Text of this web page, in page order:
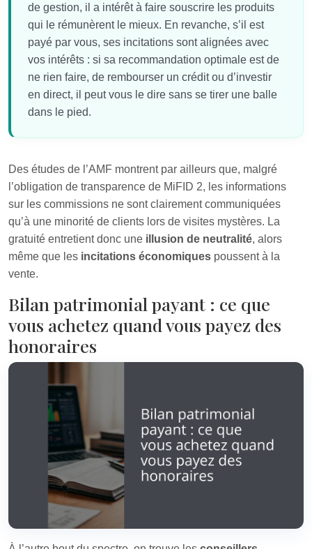
de gestion, il a intérêt à faire souscrire les produits
qui le rémunèrent le mieux. En revanche, s’il est
payé par vous, ses incitations sont alignées avec
vos intérêts : si sa recommandation optimale est de
ne rien faire, de rembourser un crédit ou d’investir
en direct, il peut vous le dire sans se tirer une balle
dans le pied.
Des études de l’AMF montrent par ailleurs que, malgré
l’obligation de transparence de MiFID 2, les informations
sur les commissions ne sont clairement communiquées
qu’à une minorité de clients lors de visites mystères. La
gratuité entretient donc une illusion de neutralité, alors
même que les incitations économiques poussent à la
vente.
Bilan patrimonial payant : ce que
vous achetez quand vous payez des
honoraires